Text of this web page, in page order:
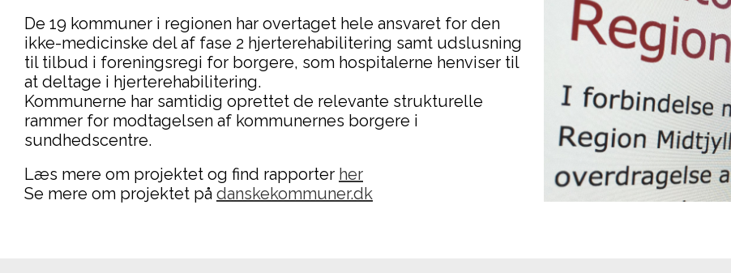
De 19 kommuner i regionen har overtaget hele ansvaret for den
ikke-medicinske del af fase 2 hjerterehabilitering samt udslusning
til tilbud i foreningsregi for borgere, som hospitalerne henviser til
at deltage i hjerterehabilitering.
Kommunerne har samtidig oprettet de relevante strukturelle
rammer for modtagelsen af kommunernes borgere i
sundhedscentre.
Læs mere om projektet og find rapporter her
Se mere om projektet på danskekommuner.dk